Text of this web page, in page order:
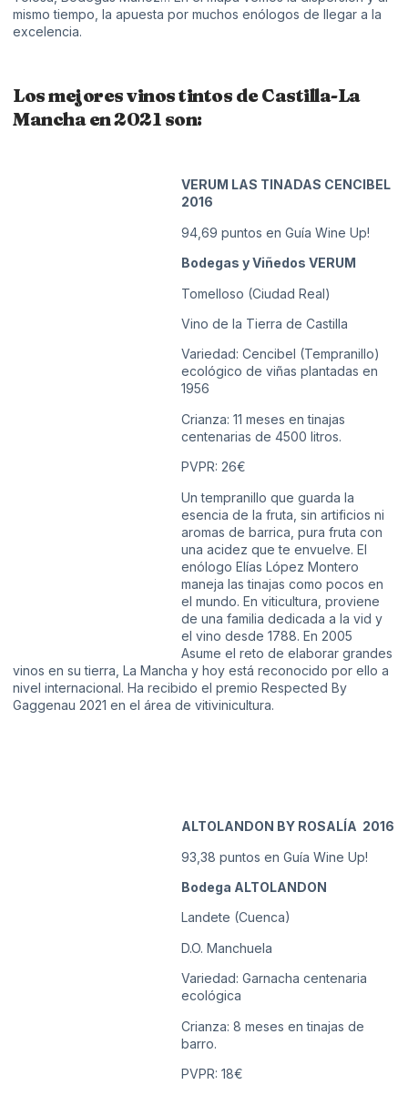
mismo tiempo, la apuesta por muchos enólogos de llegar a la
excelencia.
Los mejores vinos tintos de Castilla-La
Mancha en 2021 son:
VERUM LAS TINADAS CENCIBEL
2016
94,69 puntos en Guía Wine Up!
Bodegas y Viñedos VERUM
Tomelloso (Ciudad Real)
Vino de la Tierra de Castilla
Variedad: Cencibel (Tempranillo)
ecológico de viñas plantadas en
1956
Crianza: 11 meses en tinajas
centenarias de 4500 litros.
PVPR: 26€
Un tempranillo que guarda la
esencia de la fruta, sin artificios ni
aromas de barrica, pura fruta con
una acidez que te envuelve. El
enólogo Elías López Montero
maneja las tinajas como pocos en
el mundo. En viticultura, proviene
de una familia dedicada a la vid y
el vino desde 1788. En 2005
Asume el reto de elaborar grandes
vinos en su tierra, La Mancha y hoy está reconocido por ello a
nivel internacional. Ha recibido el premio Respected By
Gaggenau 2021 en el área de vitivinicultura.
ALTOLANDON BY ROSALÍA 2016
93,38 puntos en Guía Wine Up!
Bodega ALTOLANDON
Landete (Cuenca)
D.O. Manchuela
Variedad: Garnacha centenaria
ecológica
Crianza: 8 meses en tinajas de
barro.
PVPR: 18€